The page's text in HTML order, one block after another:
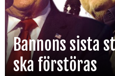
Bannons sista
ska förstöras